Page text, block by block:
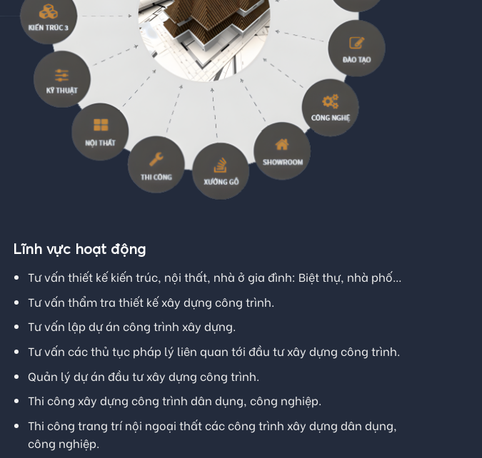
Lĩnh vực hoạt động
Tư vấn thiết kế kiến trúc, nội thất, nhà ở gia đình: Biệt thự, nhà phố…
Tư vấn thẩm tra thiết kế xây dựng công trình.
Tư vấn lập dự án công trình xây dựng.
Tư vấn các thủ tục pháp lý liên quan tới đầu tư xây dựng công trình.
Quản lý dự án đầu tư xây dựng công trình.
Thi công xây dựng công trình dân dụng, công nghiệp.
Thi công trang trí nội ngoại thất các công trình xây dựng dân dụng,
công nghiệp.